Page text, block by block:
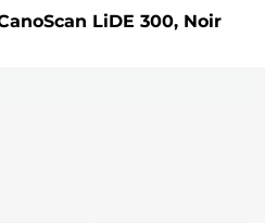
LiDE 300, Noir